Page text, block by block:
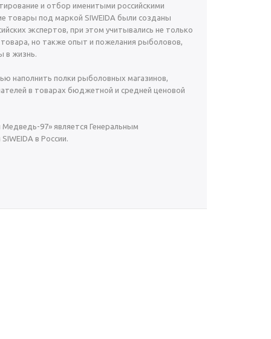
и отбор именитыми российскими
товары под маркой SIWEIDA были созданы
экспертов, при этом учитывались не только
но также опыт и пожелания рыболовов,
в жизнь.
наполнить полки рыболовных магазинов,
в товарах бюджетной и средней ценовой
97» является Генеральным
в России.